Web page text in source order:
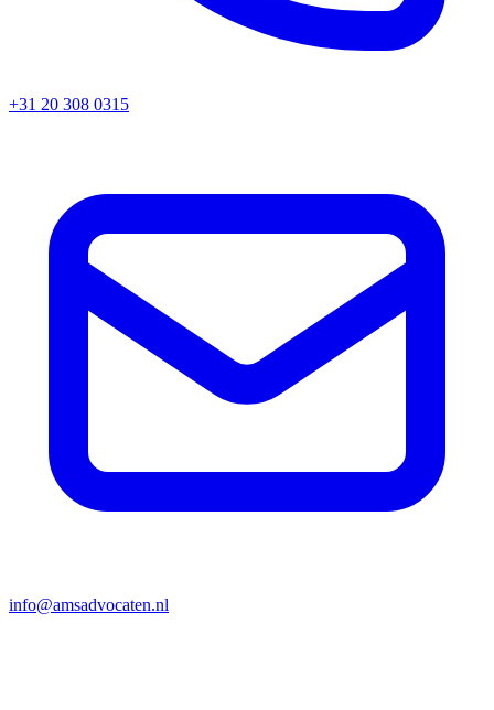
+31 20 308 0315
info@amsadvocaten.nl